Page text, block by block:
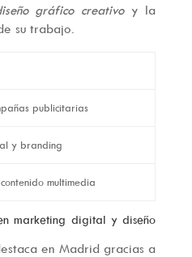
gráfico creativoy la
su trabajo.
publicitarias
y branding
multimedia
marketing digital y diseño
en Madrid gracias a